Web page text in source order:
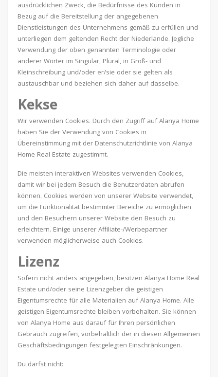
ausdrücklichen Zweck, die Bedürfnisse des Kunden in
Bezug auf die Bereitstellung der angegebenen
Dienstleistungen des Unternehmens gemäß zu erfüllen und
unterliegen dem geltenden Recht der Niederlande. Jegliche
Verwendung der oben genannten Terminologie oder
anderer Wörter im Singular, Plural, in Groß- und
Kleinschreibung und/oder er/sie oder sie gelten als
austauschbar und beziehen sich daher auf dasselbe.
Kekse
Wir verwenden Cookies. Durch den Zugriff auf Alanya Home
haben Sie der Verwendung von Cookies in
Übereinstimmung mit der Datenschutzrichtlinie von Alanya
Home Real Estate zugestimmt.
Die meisten interaktiven Websites verwenden Cookies,
damit wir bei jedem Besuch die Benutzerdaten abrufen
können. Cookies werden von unserer Website verwendet,
um die Funktionalität bestimmter Bereiche zu ermöglichen
und den Besuchern unserer Website den Besuch zu
erleichtern. Einige unserer Affiliate-/Werbepartner
verwenden möglicherweise auch Cookies.
Lizenz
Sofern nicht anders angegeben, besitzen Alanya Home Real
Estate und/oder seine Lizenzgeber die geistigen
Eigentumsrechte für alle Materialien auf Alanya Home. Alle
geistigen Eigentumsrechte bleiben vorbehalten. Sie können
von Alanya Home aus darauf für Ihren persönlichen
Gebrauch zugreifen, vorbehaltlich der in diesen Allgemeinen
Geschäftsbedingungen festgelegten Einschränkungen.
Du darfst nicht: